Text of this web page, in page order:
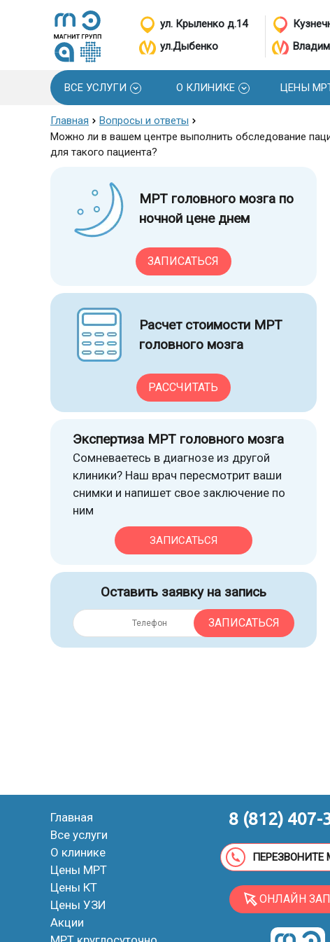
ул. Крыленко д.14
ул.Дыбенко
ВСЕ УСЛУГИ О КЛИНИКЕ ЦЕНЫ
Главная
Вопросы и ответы
Можно ли в вашем центре выполнить обследование
для такого пациента?
МРТ головного мозга по
ночной цене днем
ЗАПИСАТЬСЯ
Расчет стоимости МРТ
головного мозга
РАССЧИТАТЬ
Экспертиза МРТ головного мозга
Сомневаетесь в диагнозе из другой
клиники? Наш врач пересмотрит ваши
снимки и напишет свое заключение по
ним
ЗАПИСАТЬСЯ
Оставить заявку на запись
ЗАПИСАТЬСЯ
Главная
Все услуги
О клинике
Цены МРТ
Цены КТ
Цены УЗИ
Акции
8 (812) 407-
ПЕРЕЗВОНИТЕ
ОНЛАЙН